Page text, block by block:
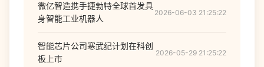
微亿智造携手捷勃特全球首发具
身智能工业机器人
2026-06-03 21:25:22
智能芯片公司寒武纪计划在科创
板上市
2026-05-29 21:25:22